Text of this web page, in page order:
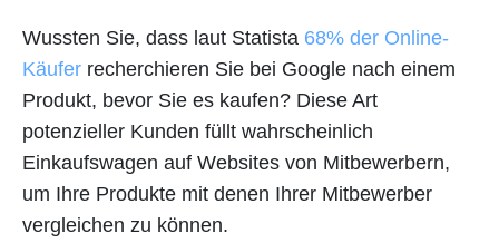
Wussten Sie, dass laut Statista 68% der Online-
Käufer recherchieren Sie bei Google nach einem
Produkt, bevor Sie es kaufen? Diese Art
potenzieller Kunden füllt wahrscheinlich
Einkaufswagen auf Websites von Mitbewerbern,
um Ihre Produkte mit denen Ihrer Mitbewerber
vergleichen zu können.